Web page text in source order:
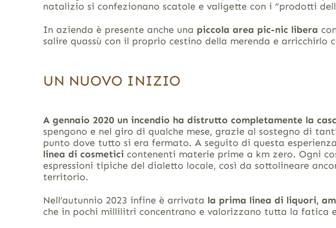
natalizio si confezionano scatole e valigette con i “prodotti
In azienda è presente anche una piccola area pic-nic libera
salire quassù con il proprio cestino della merenda e arricchirlo
UN NUOVO INIZIO
A gennaio 2020 un incendio ha distrutto completamente la
spengono e nel giro di qualche mese, grazie al sostegno di
punto dove tutto si era fermato. A seguito di questa
linea di cosmeticicontenenti materie prime a km zero. Ogni
espressioni tipiche del dialetto locale, così da sottolineare
territorio.
Nell’autunnio 2023 infine è arrivata la prima linea di liquori,
che in pochi millilitri concentrano e valorizzano tutta la fatica